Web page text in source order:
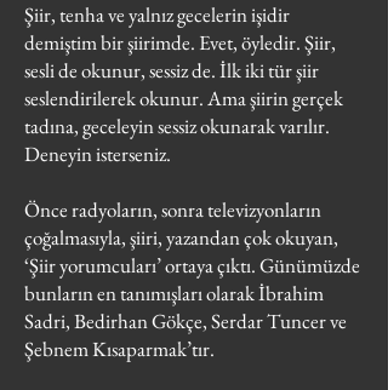
Şiir, tenha ve yalnız gecelerin işidir
demiştim bir şiirimde. Evet, öyledir. Şiir,
sesli de okunur, sessiz de. İlk iki tür şiir
seslendirilerek okunur. Ama şiirin gerçek
tadına, geceleyin sessiz okunarak varılır.
Deneyin isterseniz.
Önce radyoların, sonra televizyonların
çoğalmasıyla, şiiri, yazandan çok okuyan,
‘Şiir yorumcuları’ ortaya çıktı. Günümüzde
bunların en tanımışları olarak İbrahim
Sadri, Bedirhan Gökçe, Serdar Tuncer ve
Şebnem Kısaparmak’tır.